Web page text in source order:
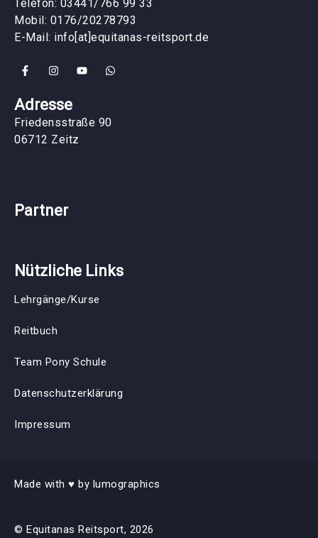
Telefon: 03441/766 99 33
Mobil: 0176/20278793
E-Mail: info[at]equitanas-reitsport.de
Adresse
Friedensstraße 90
06712 Zeitz
Partner
Nützliche Links
Lehrgänge/Kurse
Reitbuch
Team Pony Schule
Datenschutzerklärung
Impressum
Made with ♥︎ by lumographics
© Equitanas Reitsport, 2026